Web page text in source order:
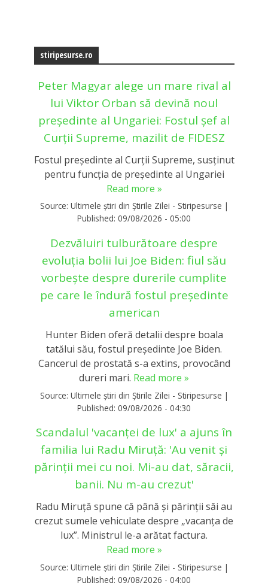
stiripesurse.ro
Peter Magyar alege un mare rival al
lui Viktor Orban să devină noul
președinte al Ungariei: Fostul șef al
Curții Supreme, mazilit de FIDESZ
Fostul președinte al Curții Supreme, susținut
pentru funcția de președinte al Ungariei
Read more »
Source: Ultimele știri din Știrile Zilei - Stiripesurse |
Published: 09/08/2026 - 05:00
Dezvăluiri tulburătoare despre
evoluția bolii lui Joe Biden: fiul său
vorbește despre durerile cumplite
pe care le îndură fostul președinte
american
Hunter Biden oferă detalii despre boala
tatălui său, fostul președinte Joe Biden.
Cancerul de prostată s-a extins, provocând
dureri mari. Read more »
Source: Ultimele știri din Știrile Zilei - Stiripesurse |
Published: 09/08/2026 - 04:30
Scandalul 'vacanței de lux' a ajuns în
familia lui Radu Miruță: 'Au venit și
părinții mei cu noi. Mi-au dat, săracii,
banii. Nu m-au crezut'
Radu Miruță spune că până și părinții săi au
crezut sumele vehiculate despre „vacanța de
lux”. Ministrul le-a arătat factura.
Read more »
Source: Ultimele știri din Știrile Zilei - Stiripesurse |
Published: 09/08/2026 - 04:00